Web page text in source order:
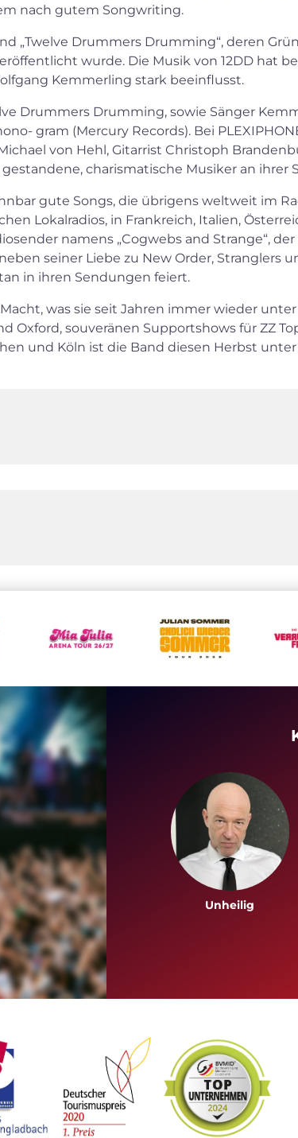
nach gutem Songwriting.
„Twelve Drummers Drumming“, deren
wurde. Die Musik von 12DD hat
Kemmerling stark beeinflusst.
Drummers Drumming, sowie Sänger
gram (Mercury Records). Bei
von Hehl, Gitarrist Christoph
charismatische Musiker an ihrer
gute Songs, die übrigens weltweit im
Lokalradios, in Frankreich, Italien,
namens „Cogwebs and Strange“,
seiner Liebe zu New Order, Stranglers
in ihren Sendungen feiert.
was sie seit Jahren immer wieder
souveränen Supportshows für ZZ
und Köln ist die Band diesen Herbst
Unheilig